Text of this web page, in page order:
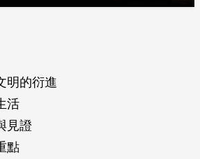
明的衍進
活
見證
點